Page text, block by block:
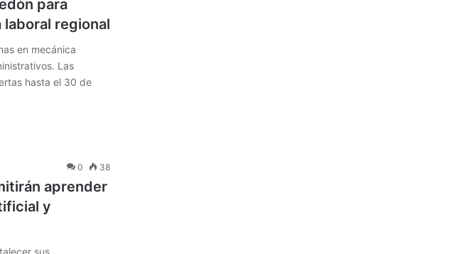
para
regional
en mecánica
Las
hasta el 30 de
0 38
aprender
y
sus